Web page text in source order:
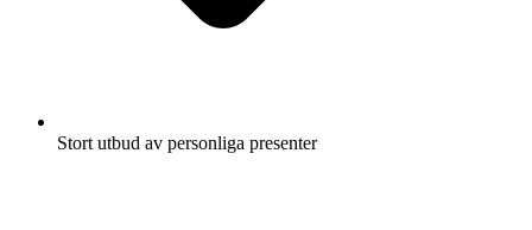
Stort utbud av personliga presenter